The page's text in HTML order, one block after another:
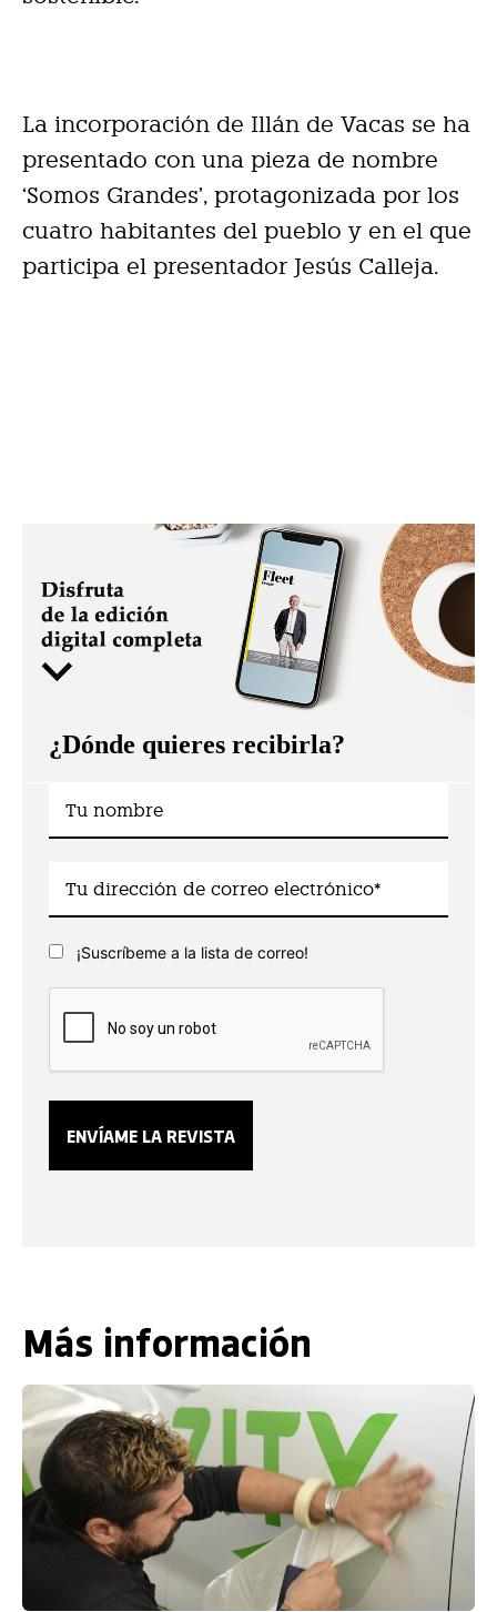
La incorporación de Illán de Vacas se ha
presentado con una pieza de nombre
‘Somos Grandes’, protagonizada por los
cuatro habitantes del pueblo y en el que
participa el presentador Jesús Calleja.
¿Dónde quieres recibirla?
¡Suscríbeme a la lista de correo!
Más información